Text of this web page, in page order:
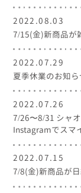
2022.08.03
7/15(金)新商品が
2022.07.29
夏季休業のお知ら
2022.07.26
7/26〜8/31 シャ
Instagramでスマ
2022.07.15
7/8(金)新商品が